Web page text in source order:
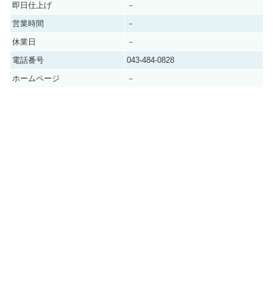
即日仕上げ
－
営業時間
－
休業日
－
電話番号
043-484-0828
ホームページ
－